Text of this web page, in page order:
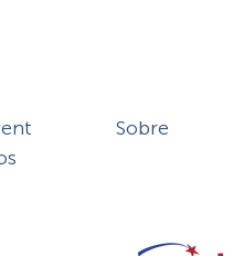
Sobre